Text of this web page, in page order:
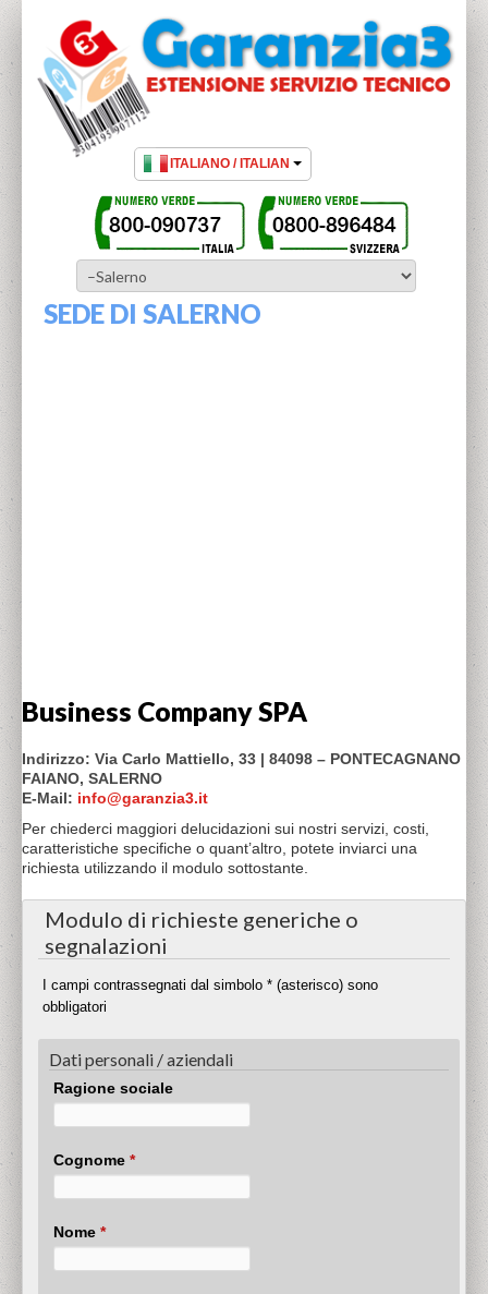
SEDE DI SALERNO
Business Company SPA
Indirizzo: Via Carlo Mattiello, 33 | 84098 – PONTECAGNANO
FAIANO, SALERNO
E-Mail: info@garanzia3.it
Per chiederci maggiori delucidazioni sui nostri servizi, costi,
caratteristiche specifiche o quant’altro, potete inviarci una
richiesta utilizzando il modulo sottostante.
Modulo di richieste generiche o
segnalazioni
I campi contrassegnati dal simbolo * (asterisco) sono
obbligatori
Dati personali / aziendali
Ragione sociale
Cognome *
Nome *